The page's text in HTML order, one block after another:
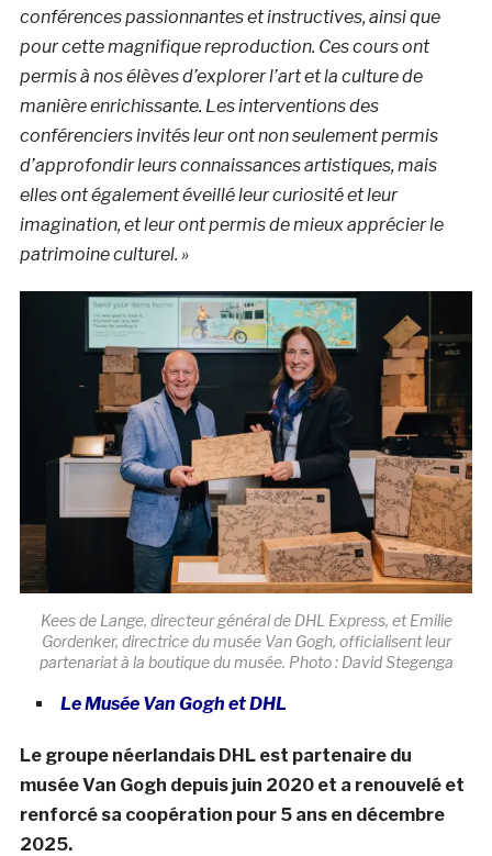
conférences passionnantes et instructives, ainsi que
pour cette magnifique reproduction. Ces cours ont
permis à nos élèves d’explorer l’art et la culture de
manière enrichissante. Les interventions des
conférenciers invités leur ont non seulement permis
d’approfondir leurs connaissances artistiques, mais
elles ont également éveillé leur curiosité et leur
imagination, et leur ont permis de mieux apprécier le
patrimoine culturel. »
Kees de Lange, directeur général de DHL Express, et Emilie
Gordenker, directrice du musée Van Gogh, officialisent leur
partenariat à la boutique du musée. Photo : David Stegenga
Le Musée Van Gogh et DHL
Le groupe néerlandais DHL est partenaire du
musée Van Gogh depuis juin 2020 et a renouvelé et
renforcé sa coopération pour 5 ans en décembre
2025.